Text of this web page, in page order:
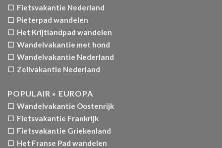
☐ Fietsvakantie Nederland
☐ Pieterpad wandelen
☐ Het Krijtlandpad wandelen
☐ Wandelvakantie met hond
☐ Wandelvakantie Nederland
☐ Zeilvakantie Nederland
POPULAIR » EUROPA
☐ Wandelvakantie Oostenrijk
☐ Fietsvakantie Frankrijk
☐ Fietsvakantie Griekenland
☐ Het Franse Pad wandelen